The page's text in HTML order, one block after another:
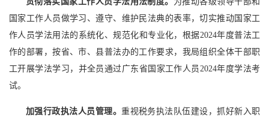
国家工作人员做学习、遵守、维护民法典的表率，切实推动国家工
作人员学法用法的系统化、规范化和专业化，根据2024年度普法工
作的部署，按省、市、县普法办的工作要求，我局组织全体干部职
工开展学法学习，并全员通过广东省国家工作人员2024年度学法考
试。
加强行政执法人员管理。重视税务执法队伍建设，抓好新入职